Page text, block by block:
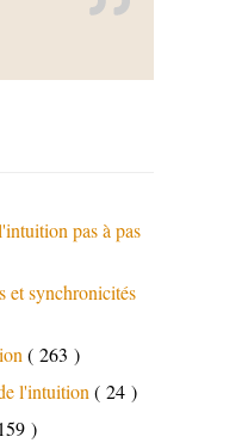
pas à pas
et synchronicités
( 263 )
l'intuition( 24 )
)